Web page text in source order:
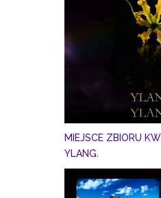
MIEJSCE ZBIORU
YLANG.